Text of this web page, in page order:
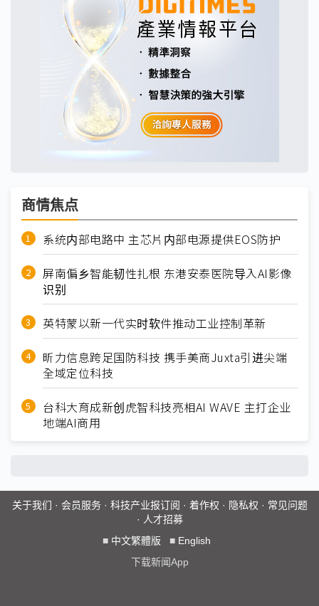
商情焦点
系统内部电路中 主芯片内部电源提供EOS防护
屏南偏乡智能韧性扎根 东港安泰医院导入AI影像
识别
英特蒙以新一代实时软件推动工业控制革新
昕力信息跨足国防科技 携手美商Juxta引进尖端
全域定位科技
台科大育成新创虎智科技亮相AI WAVE 主打企业
地端AI商用
关于我们 · 会员服务· 科技产业报订阅 · 着作权 · 隐私权 · 常见问题
· 人才招募
■ 中文繁體版 ■ English
下载新闻App